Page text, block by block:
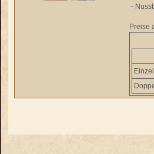
-
Preise